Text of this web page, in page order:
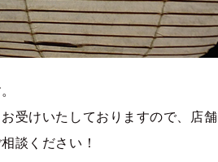
受けいたしておりますので、店舗
談ください！